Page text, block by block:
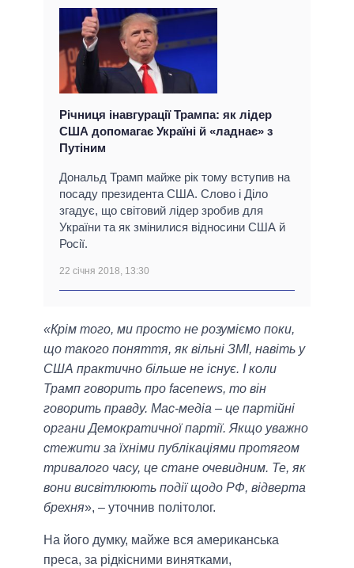
Річниця інавгурації Трампа: як лідер
США допомагає Україні й «ладнає» з
Путіним
Дональд Трамп майже рік тому вступив на
посаду президента США. Слово і Діло
згадує, що світовий лідер зробив для
України та як змінилися відносини США й
Росії.
22 січня 2018, 13:30
«Крім того, ми просто не розуміємо поки,
що такого поняття, як вільні ЗМІ, навіть у
США практично більше не існує. І коли
Трамп говорить про facenews, то він
говорить правду. Мас-медіа – це партійні
органи Демократичної партії. Якщо уважно
стежити за їхніми публікаціями протягом
тривалого часу, це стане очевидним. Те, як
вони висвітлюють події щодо РФ, відверта
брехня», – уточнив політолог.
На його думку, майже вся американська
преса, за рідкісними винятками,